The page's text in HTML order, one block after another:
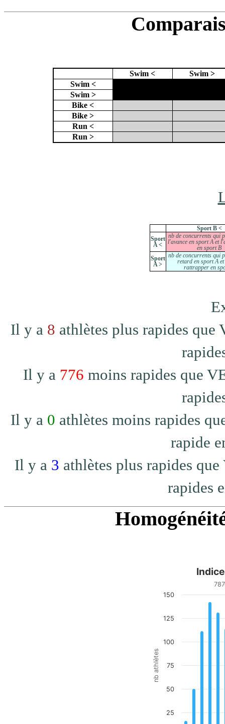
Swim <
Swim >
Swim <
Swim >
Bike <
Bike >
Run <
Run >
Sport B <
Sport
A <
nb de concurrents qui
l'avance en sport A et
en sport B
Sport
A >
nb de concurrents qui
retard en sport A et
rattrapper en
Il y a 8 athlètes plus rapides
Il y a 776 moins rapides que
Il y a 0 athlètes moins rapides
rapide
Il y a 3 athlètes plus rapides
rapides
Indice d homogénéité
Bar chart with 20 bars.
787e/787 - top 100%
View as data table,
The chart has 1 Y axis
nb athlètes
25
50
75
100
125
150